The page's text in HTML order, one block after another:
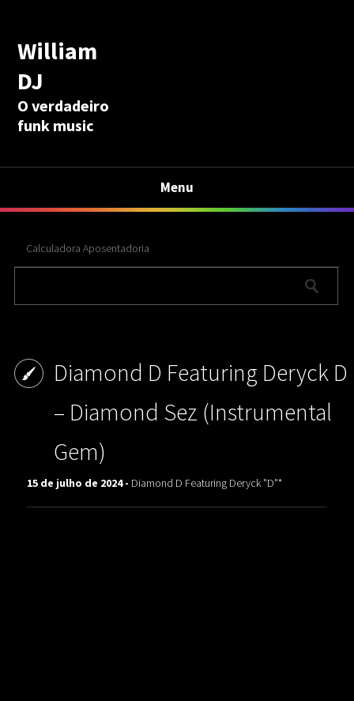
William
DJ
O verdadeiro
funk music
Menu
Calculadora Aposentadoria
Diamond D Featuring Deryck D
‎– Diamond Sez (Instrumental
Gem)
15 de julho de 2024 - Diamond D Featuring Deryck "D"*